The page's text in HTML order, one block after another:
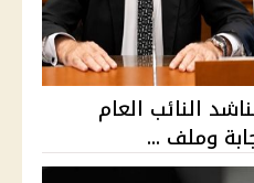
طالبة الـ4% تناشد النائب العام
وملف ...